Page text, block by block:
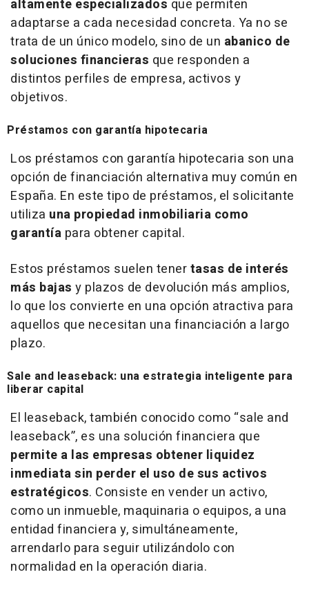
altamente especializados que permiten
adaptarse a cada necesidad concreta. Ya no se
trata de un único modelo, sino de un abanico de
soluciones financieras que responden a
distintos perfiles de empresa, activos y
objetivos.
Préstamos con garantía hipotecaria
Los préstamos con garantía hipotecaria son una
opción de financiación alternativa muy común en
España. En este tipo de préstamos, el solicitante
utiliza una propiedad inmobiliaria como
garantía para obtener capital.
Estos préstamos suelen tenertasas de interés
más bajas y plazos de devolución más amplios,
lo que los convierte en una opción atractiva para
aquellos que necesitan una financiación a largo
plazo.
Sale and leaseback: una estrategia inteligente para
liberar capital
El leaseback, también conocido como “sale and
leaseback”, es una solución financiera que
permite a las empresas obtener liquidez
inmediata sin perder el uso de sus activos
estratégicos. Consiste en vender un activo,
como un inmueble, maquinaria o equipos, a una
entidad financiera y, simultáneamente,
arrendarlo para seguir utilizándolo con
normalidad en la operación diaria.